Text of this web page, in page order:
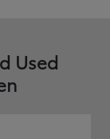
Used